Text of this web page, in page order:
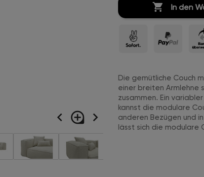
navigate_before loupe navigate_next
 In den
Die gemütliche Couch
einer breiten Armlehne
zusammen. Ein
kannst die modulare
anderen Bezügen und
lässt sich die modulare